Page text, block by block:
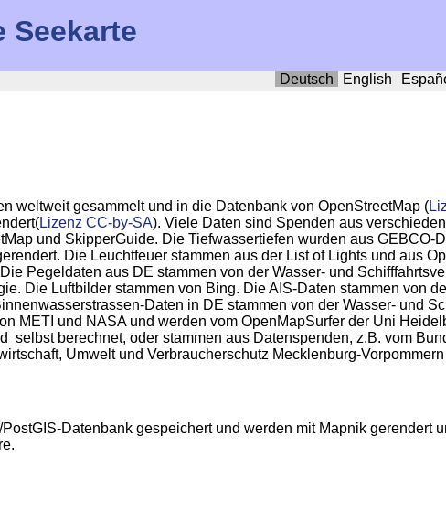
Seekarte
Deutsch English
weltweit gesammelt und in die Datenbank von OpenStreetMap (
Lizenz CC-by-SA). Viele Daten sind Spenden aus
und SkipperGuide. Die Tiefwassertiefen wurden aus GEBCO-
Die Leuchtfeuer stammen aus der List of Lights und aus
Pegeldaten aus DE stammen von der Wasser- und
Die Luftbilder stammen von Bing. Die AIS-Daten stammen von
Daten in DE stammen von der Wasser- und
METI und NASA und werden vom OpenMapSurfer der Uni
selbst berechnet, oder stammen aus Datenspenden, z.B. vom
Umwelt und Verbraucherschutz Mecklenburg-
Datenbank gespeichert und werden mit Mapnik gerendert